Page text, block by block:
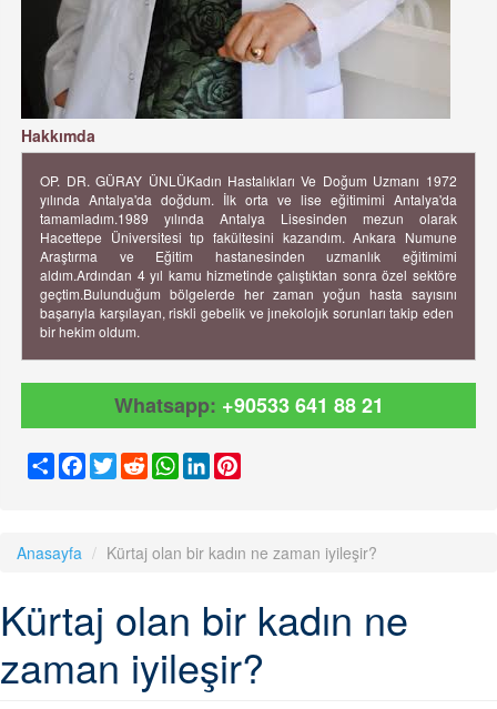
Hakkımda
OP. DR. GÜRAY ÜNLÜKadın Hastalıkları Ve Doğum Uzmanı 1972
yılında Antalya'da doğdum. İlk orta ve lise eğitimimi Antalya'da
tamamladım.1989 yılında Antalya Lisesinden mezun olarak
Hacettepe Üniversitesi tıp fakültesini kazandım. Ankara Numune
Araştırma ve Eğitim hastanesinden uzmanlık eğitimimi
aldım.Ardından 4 yıl kamu hizmetinde çalıştıktan sonra özel sektöre
geçtim.Bulunduğum bölgelerde her zaman yoğun hasta sayısını
başarıyla karşılayan, riskli gebelik ve jınekolojık sorunları takip eden
bir hekim oldum.
Whatsapp: +90533 641 88 21
ShareFacebook
TwitterRedditWhatsApp
LinkedIn
Anasayfa Kürtaj olan bir kadın ne zaman iyileşir?
Kürtaj olan bir kadın ne
zaman iyileşir?